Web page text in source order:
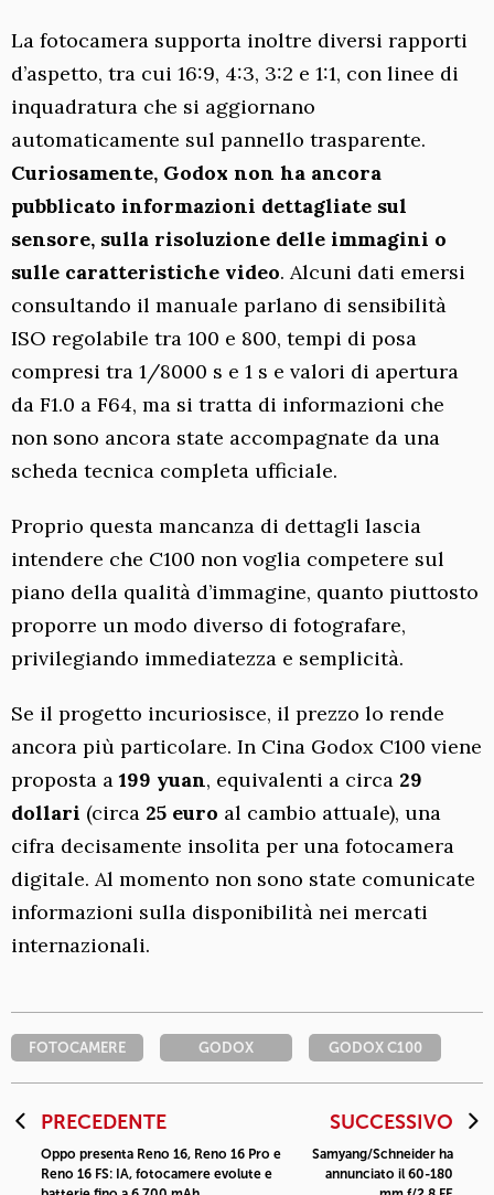
La fotocamera supporta inoltre diversi rapporti
d’aspetto, tra cui 16:9, 4:3, 3:2 e 1:1, con linee di
inquadratura che si aggiornano
automaticamente sul pannello trasparente.
Curiosamente, Godox non ha ancora
pubblicato informazioni dettagliate sul
sensore, sulla risoluzione delle immagini o
sulle caratteristiche video. Alcuni dati emersi
consultando il manuale parlano di sensibilità
ISO regolabile tra 100 e 800, tempi di posa
compresi tra 1/8000 s e 1 s e valori di apertura
da F1.0 a F64, ma si tratta di informazioni che
non sono ancora state accompagnate da una
scheda tecnica completa ufficiale.
Proprio questa mancanza di dettagli lascia
intendere che C100 non voglia competere sul
piano della qualità d’immagine, quanto piuttosto
proporre un modo diverso di fotografare,
privilegiando immediatezza e semplicità.
Se il progetto incuriosisce, il prezzo lo rende
ancora più particolare. In Cina Godox C100 viene
proposta a 199 yuan, equivalenti a circa 29
dollari (circa 25 euro al cambio attuale), una
cifra decisamente insolita per una fotocamera
digitale. Al momento non sono state comunicate
informazioni sulla disponibilità nei mercati
internazionali.
FOTOCAMERE GODOX GODOX C100
PRECEDENTE
Oppo presenta Reno 16, Reno 16 Pro e
Reno 16 FS: IA, fotocamere evolute e
SUCCESSIVO
Samyang/Schneider ha
annunciato il 60-180